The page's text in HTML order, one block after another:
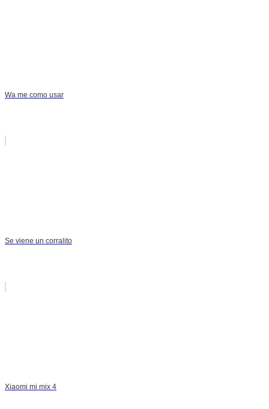
Wa me como usar
Se viene un corralito
Xiaomi mi mix 4